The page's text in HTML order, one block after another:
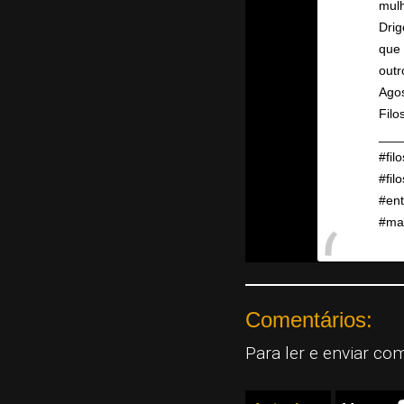
que
Comentários:
Para ler e enviar